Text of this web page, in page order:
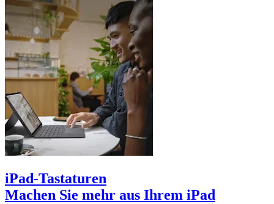
iPad-Tastaturen
Machen Sie mehr aus Ihrem iPad